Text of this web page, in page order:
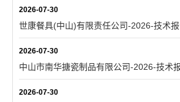
2026-07-30
世康餐具(中山)有限责任公司-2026-技术
2026-07-30
中山市南华搪瓷制品有限公司-2026-技术
2026-07-30